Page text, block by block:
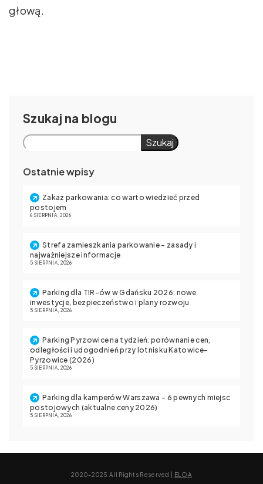
głową.
Szukaj
Szukaj
Ostatnie wpisy
Zakaz parkowania: co warto wiedzieć przed
postojem
6 SIERPNIA, 2026
Strefa zamieszkania parkowanie – zasady i
najważniejsze informacje
5 SIERPNIA, 2026
Parking dla TIR-ów w Gdańsku 2026: nowe
inwestycje, bezpieczeństwo i plany rozwoju
5 SIERPNIA, 2026
Parking Pyrzowice na tydzień: porównanie cen,
odległości i udogodnień przy lotnisku Katowice-
Pyrzowice (2026)
5 SIERPNIA, 2026
Parking dla kamperów Warszawa – 6 pewnych miejsc
postojowych (aktualne ceny 2026)
5 SIERPNIA, 2026
2020-2025 All Rights Reserved | ELOA